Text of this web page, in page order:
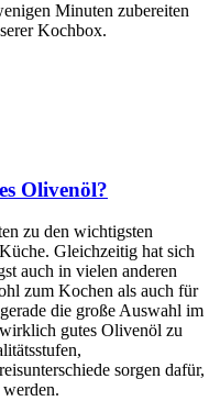
Minuten zubereiten
Kochbox.
Olivenöl?
zu den wichtigsten
Gleichzeitig hat sich
auch in vielen anderen
zum Kochen als auch für
die große Auswahl im
gutes Olivenöl zu
sorgen dafür,